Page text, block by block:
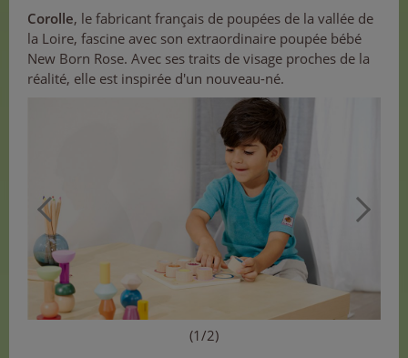
Corolle, le fabricant français de poupées de la vallée de
la Loire, fascine avec son extraordinaire poupée bébé
New Born Rose. Avec ses traits de visage proches de la
réalité, elle est inspirée d'un nouveau-né.
(1/2)